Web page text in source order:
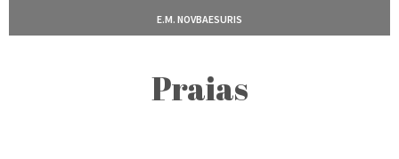
E.M. NOVBAESURIS
Praias